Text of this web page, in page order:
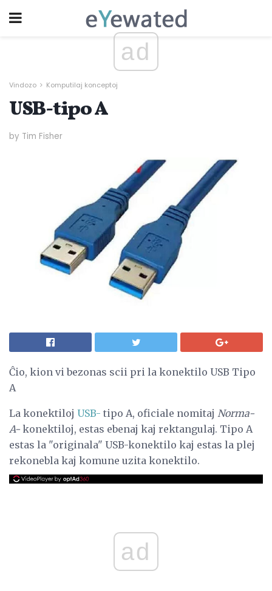
ad
Vindozo Komputilaj konceptoj
USB-tipo A
by Tim Fisher
Ĉio, kion vi bezonas scii pri la konektilo USB Tipo
A
La konektiloj USB- tipo A, oficiale nomitaj Norma-
A- konektiloj, estas ebenaj kaj rektangulaj. Tipo A
estas la "originala" USB-konektilo kaj estas la plej
rekonebla kaj komune uzita konektilo.
ad